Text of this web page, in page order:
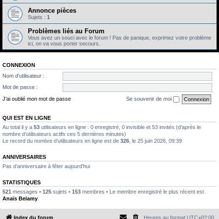
Annonce pièces
Sujets : 1
Problèmes liés au Forum
Vous avez un souci avec le forum ! Pas de panique, exprimez votre problème
ici, on va vous porter secours.
CONNEXION
Nom d’utilisateur :
Mot de passe :
J’ai oublié mon mot de passe
Se souvenir de moi
QUI EST EN LIGNE
Au total il y a 53 utilisateurs en ligne : 0 enregistré, 0 invisible et 53 invités (d’après le
nombre d’utilisateurs actifs ces 5 dernières minutes)
Le record du nombre d’utilisateurs en ligne est de 326 , le 25 juin 2026, 09:39
ANNIVERSAIRES
Pas d’anniversaire à fêter aujourd’hui
STATISTIQUES
521 messages • 125 sujets • 153 membres • Le membre enregistré le plus récent est
Anaïs Belamy
Index du forum Heures au format UTC+02:00